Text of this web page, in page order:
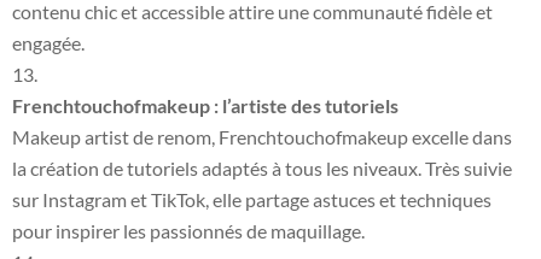
contenu chic et accessible attire une communauté fidèle et
engagée.
Frenchtouchofmakeup : l’artiste des tutoriels
Makeup artist de renom, Frenchtouchofmakeup excelle dans
la création de tutoriels adaptés à tous les niveaux. Très suivie
sur Instagram et TikTok, elle partage astuces et techniques
pour inspirer les passionnés de maquillage.